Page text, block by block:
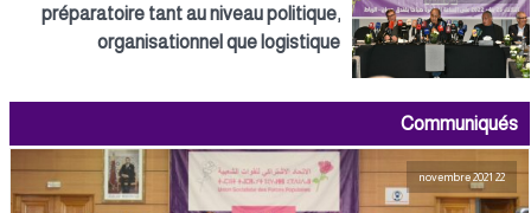
préparatoire tant au niveau politique,
organisationnel que logistique
Communiqués
22 novembre 2021